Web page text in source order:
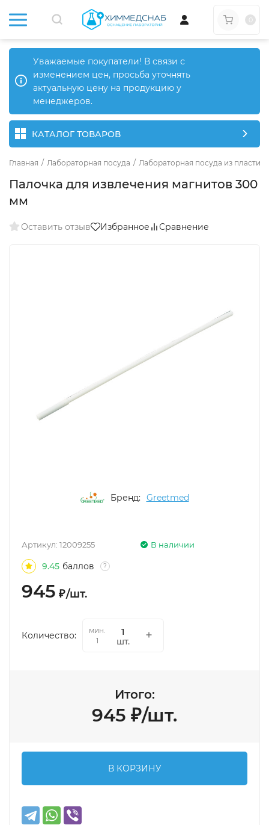
Уважаемые покупатели! В связи с
изменением цен, просьба уточнять
актуальную цену на продукцию у
менеджеров.
КАТАЛОГ ТОВАРОВ
Главная / Лабораторная посуда / Лабораторная посуда из пластика
Палочка для извлечения магнитов 300
мм
Оставить отзыв Избранное Сравнение
Бренд: Greetmed
В наличии
Артикул: 12009255
9.45 баллов ?
945 ₽/шт.
Количество:
мин.
1
шт.
Итого:
945 ₽/шт.
В КОРЗИНУ